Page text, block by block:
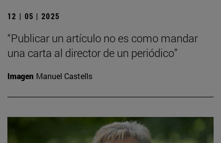
12 | 05 | 2025
“Publicar un artículo no es como mandar
una carta al director de un periódico”
Imagen Manuel Castells